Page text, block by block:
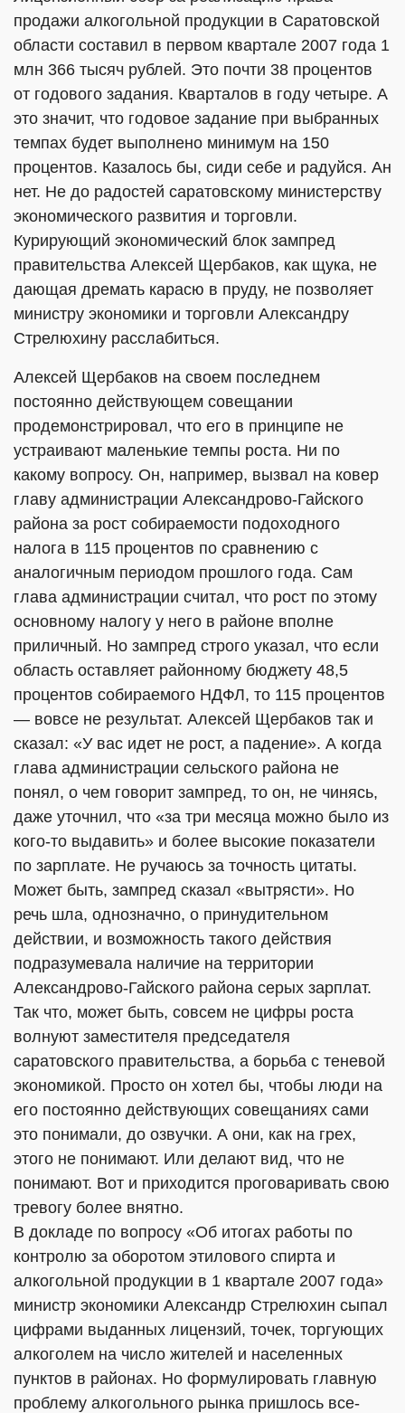
продажи алкогольной продукции в Саратовской
области составил в первом квартале 2007 года 1
млн 366 тысяч рублей. Это почти 38 процентов
от годового задания. Кварталов в году четыре. А
это значит, что годовое задание при выбранных
темпах будет выполнено минимум на 150
процентов. Казалось бы, сиди себе и радуйся. Ан
нет. Не до радостей саратовскому министерству
экономического развития и торговли.
Курирующий экономический блок зампред
правительства Алексей Щербаков, как щука, не
дающая дремать карасю в пруду, не позволяет
министру экономики и торговли Александру
Стрелюхину расслабиться.
Алексей Щербаков на своем последнем
постоянно действующем совещании
продемонстрировал, что его в принципе не
устраивают маленькие темпы роста. Ни по
какому вопросу. Он, например, вызвал на ковер
главу администрации Александрово-Гайского
района за рост собираемости подоходного
налога в 115 процентов по сравнению с
аналогичным периодом прошлого года. Сам
глава администрации считал, что рост по этому
основному налогу у него в районе вполне
приличный. Но зампред строго указал, что если
область оставляет районному бюджету 48,5
процентов собираемого НДФЛ, то 115 процентов
— вовсе не результат. Алексей Щербаков так и
сказал: «У вас идет не рост, а падение». А когда
глава администрации сельского района не
понял, о чем говорит зампред, то он, не чинясь,
даже уточнил, что «за три месяца можно было из
кого-то выдавить» и более высокие показатели
по зарплате. Не ручаюсь за точность цитаты.
Может быть, зампред сказал «вытрясти». Но
речь шла, однозначно, о принудительном
действии, и возможность такого действия
подразумевала наличие на территории
Александрово-Гайского района серых зарплат.
Так что, может быть, совсем не цифры роста
волнуют заместителя председателя
саратовского правительства, а борьба с теневой
экономикой. Просто он хотел бы, чтобы люди на
его постоянно действующих совещаниях сами
это понимали, до озвучки. А они, как на грех,
этого не понимают. Или делают вид, что не
понимают. Вот и приходится проговаривать свою
тревогу более внятно.
В докладе по вопросу «Об итогах работы по
контролю за оборотом этилового спирта и
алкогольной продукции в 1 квартале 2007 года»
министр экономики Александр Стрелюхин сыпал
цифрами выданных лицензий, точек, торгующих
алкоголем на число жителей и населенных
пунктов в районах. Но формулировать главную
проблему алкогольного рынка пришлось все-